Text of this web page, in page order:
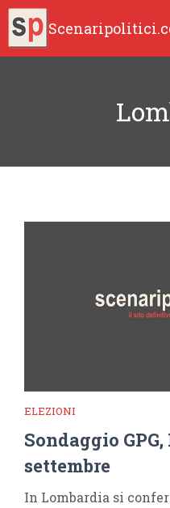
ELEZIONI
Sondaggio
settembre
In Lombardia si